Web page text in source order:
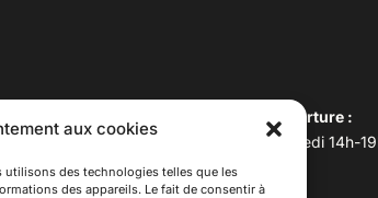
aux cookies
utilisons des technologies telles que les
des appareils. Le fait de consentir à
rue St
D Monplaisir
Horaires d’ouverture :
Du mardi au vendredi 14h-
Samedi 10h –17h
Fermeture lundi